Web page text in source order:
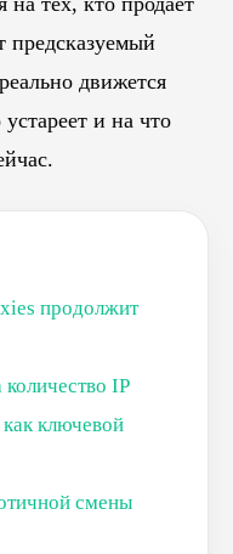
предсказуемый
движется
и на что
продолжит
количество IP
ключевой
смены